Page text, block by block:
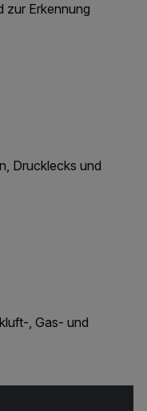
zur Erkennung
Drucklecks und
, Gas- und